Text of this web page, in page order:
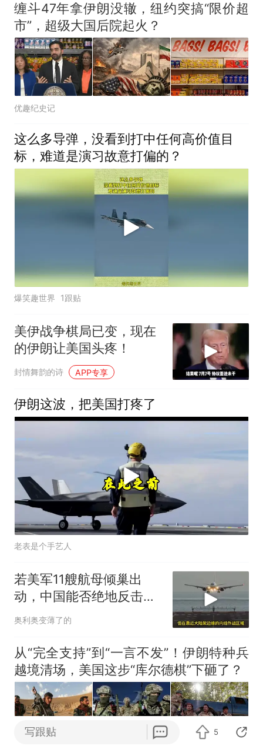
缠斗47年拿伊朗没辙，纽约突搞“限价超
市”，超级大国后院起火？
优趣纪史记
这么多导弹，没看到打中任何高价值目
标，难道是演习故意打偏的？
爆笑趣世界 1跟贴
美伊战争棋局已变，现在
的伊朗让美国头疼！
封情舞韵的诗 APP专享
伊朗这波，把美国打疼了
老表是个手艺人
若美军11艘航母倾巢出
动，中国能否绝地反击？
真相让你脊背发凉
奥利奥变薄了的
从“完全支持”到“一言不发”！伊朗特种兵
越境清场，美国这步“库尔德棋”下砸了？
写跟贴 5